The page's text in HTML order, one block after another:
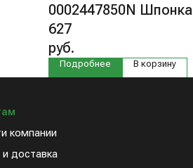
0002447850N Шпонка
627
руб.
Подробнее В корзину
компании
доставка